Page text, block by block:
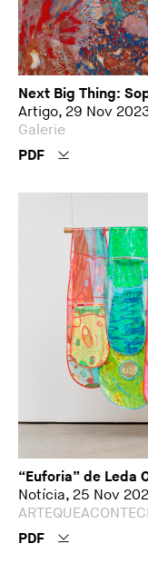
Next Big Thing:
Artigo, 29 Nov
Galerie
PDF
“Euforia” de Leda
Notícia, 25 Nov
PDF